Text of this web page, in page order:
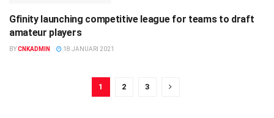
BENGKALIS
Gfinity launching competitive league for teams to draft
amateur players
BYCNKADMIN 18 JANUARI 2021
1 2 3